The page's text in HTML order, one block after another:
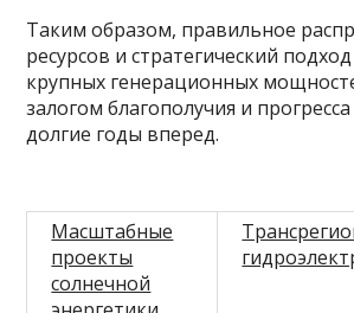
Таким образом, правильное
ресурсов и стратегический
крупных генерационных
залогом благополучия и
долгие годы вперед.
Масштабные
проекты
солнечной